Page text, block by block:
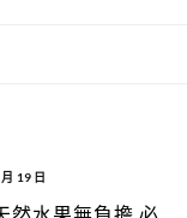
19 日